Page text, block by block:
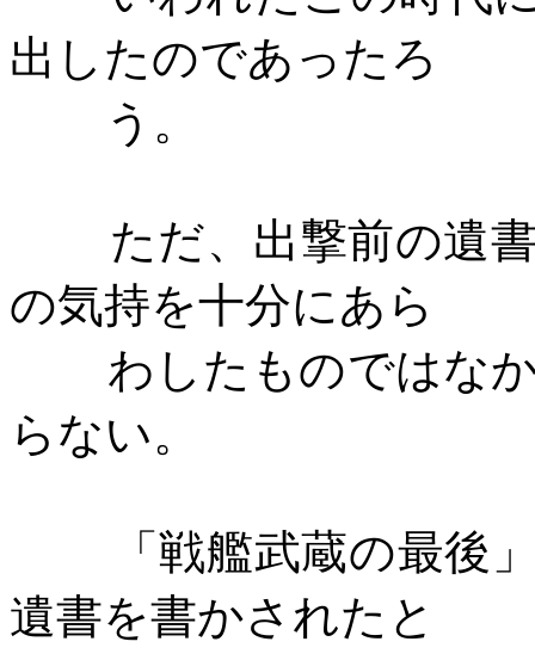
出したのであったろ
う。
ただ、出撃前の遺
の気持を十分にあら
わしたものではな
らない。
「戦艦武蔵の最後
遺書を書かされたと